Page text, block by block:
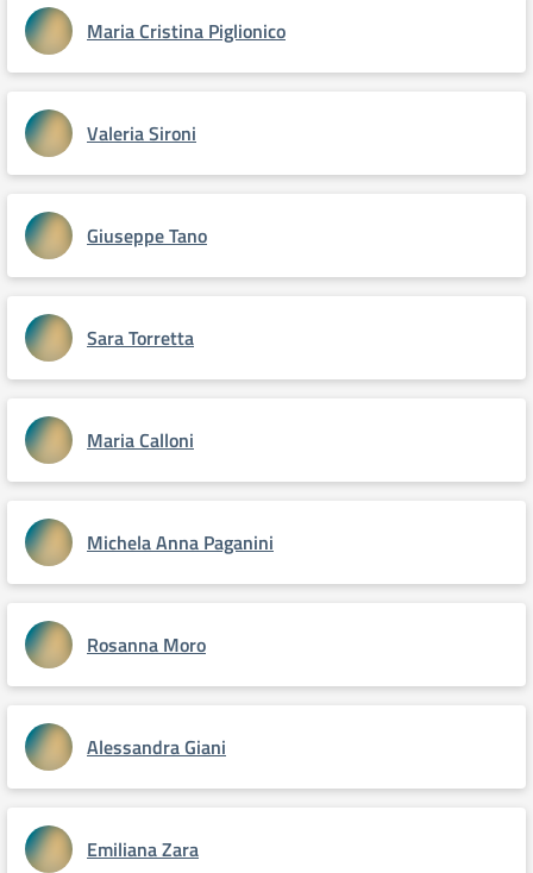
Maria Cristina Piglionico
Valeria Sironi
Giuseppe Tano
Sara Torretta
Maria Calloni
Michela Anna Paganini
Rosanna Moro
Alessandra Giani
Emiliana Zara